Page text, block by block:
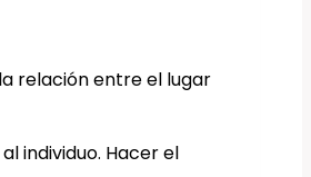
relación entre el lugar
individuo. Hacer el